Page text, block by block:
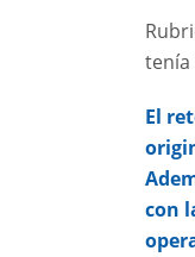
tenía
El
con